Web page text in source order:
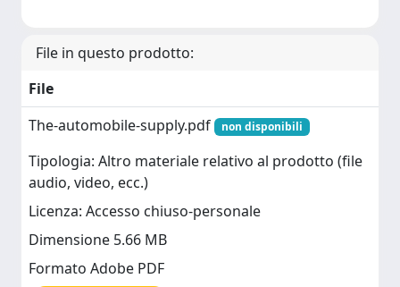
File in questo prodotto:
File
The-automobile-supply.pdf
non disponibili
Tipologia: Altro materiale relativo al prodotto (file
audio, video, ecc.)
Licenza: Accesso chiuso-personale
Dimensione 5.66 MB
Formato Adobe PDF